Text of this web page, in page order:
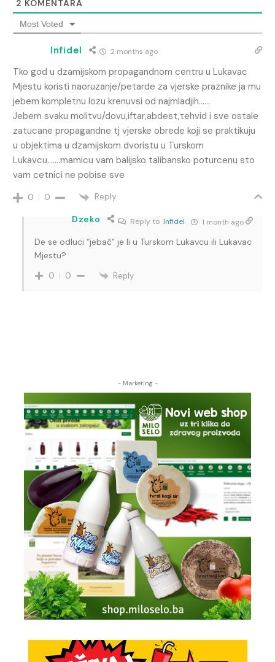
2 KOMENTARA
Most Voted
Infidel 2 months ago
Tko god u dzamijskom propagandnom centru u Lukavac
Mjestu koristi naoruzanje/petarde za vjerske praznike ja mu
jebem kompletnu lozu krenuvsi od najmladjih……
Jebem svaku molitvu/dovu,iftar,abdest,tehvid i sve ostale
zatucane propagandne tj vjerske obrede koji se praktikuju
u objektima u dzamijskom dvoristu u Turskom
Lukavcu…….mamicu vam balijsko talibansko poturcenu sto
vam cetnici ne pobise sve
0 0 Reply
Dzeko Reply to Infidel 1 month ago
De se odluci “jebač” je li u Turskom Lukavcu ili Lukavac
Mjestu?
0 0 Reply
- Marketing -